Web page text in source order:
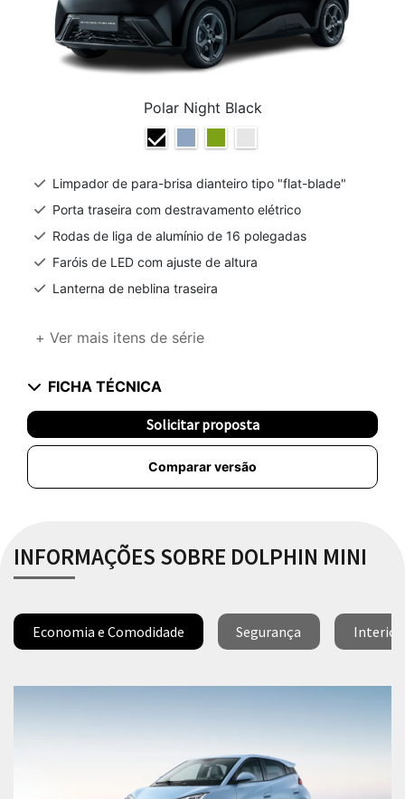
Polar Night Black
Limpador de para-brisa dianteiro tipo "flat-blade"
Porta traseira com destravamento elétrico
Rodas de liga de alumínio de 16 polegadas
Faróis de LED com ajuste de altura
Lanterna de neblina traseira
+ Ver mais itens de série
FICHA TÉCNICA
Solicitar proposta
Comparar versão
INFORMAÇÕES SOBRE DOLPHIN MINI
Economia e Comodidade Segurança Interior